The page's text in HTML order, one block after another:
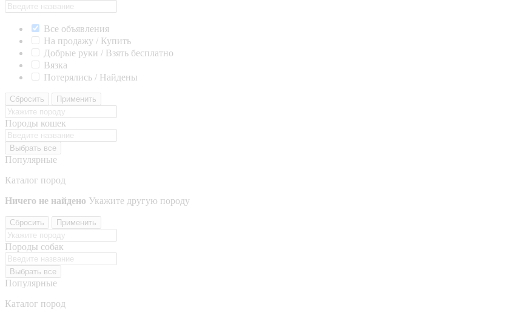
Все объявления
На продажу / Купить
Добрые руки / Взять бесплатно
Вязка
Потерялись / Найдены
Сбросить Применить
Породы кошек
Выбрать все
Популярные
Каталог пород
Ничего не найдено Укажите другую породу
Сбросить Применить
Породы собак
Выбрать все
Популярные
Каталог пород